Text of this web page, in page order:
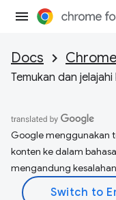
Docs
Temukan dan
Google menggunakan
konten ke dalam
mengandung